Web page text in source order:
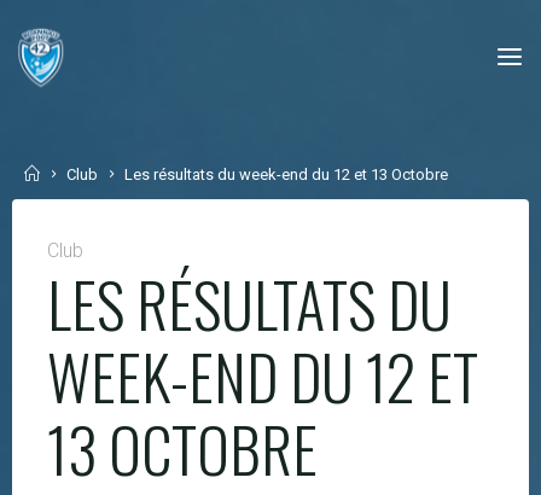
content
Home
Club Les résultats du week-end du 12 et 13 Octobre
Club
LES RÉSULTATS DU
WEEK-END DU 12 ET
13 OCTOBRE